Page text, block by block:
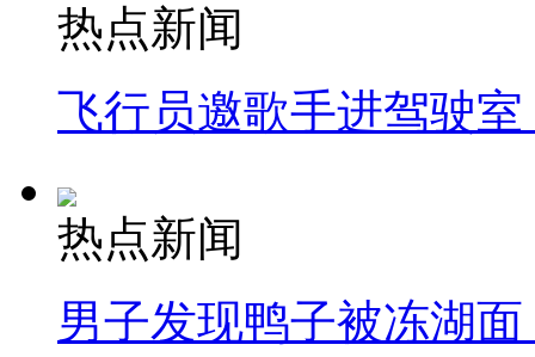
热点新闻
飞行员邀歌手进驾驶
热点新闻
男子发现鸭子被冻湖